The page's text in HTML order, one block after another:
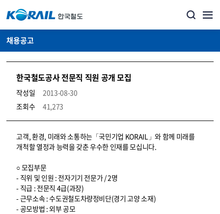
채용공고
한국철도공사 전문직 직원 공개 모집
작성일
2013-08-30
조회수
41,273
코레일소개_경영공시_채용공고 상세보기 – 내용, 파일, 담당자 연락처로 구성
고객, 환경, 미래와 소통하는「국민기업 KORAIL」와 함께 미래를
개척할 열정과 능력을 갖춘 우수한 인재를 모십니다.
○ 모집부문
- 직위 및 인원 : 전자기기 전문가 / 2명
- 직급 : 전문직 4급(과장)
- 근무소속 : 수도권철도차량정비단(경기 고양 소재)
- 공모방법 : 외부 공모